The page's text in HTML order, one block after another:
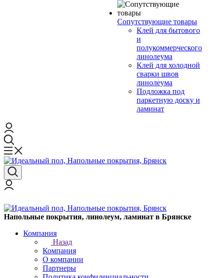
Сопутствующие товары
Клей для бытового
и
полукоммерческого
линолеума
Клей для холодной
сварки швов
линолеума
Подложка под
паркетную доску и
ламинат
Напольные покрытия, линолеум, ламинат в Брянске
Компания
Назад
Компания
О компании
Партнеры